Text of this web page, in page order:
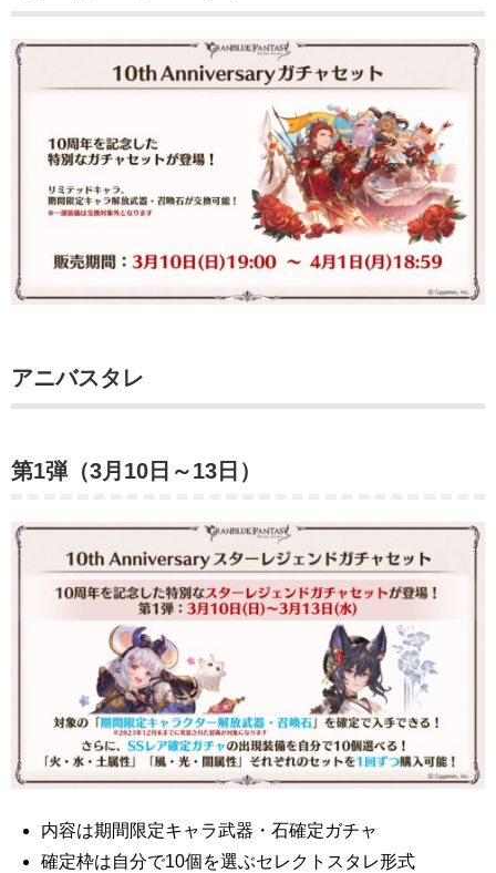
アニバスタレ
第1弾（3月10日～13日）
内容は期間限定キャラ武器・石確定ガチャ
確定枠は自分で10個を選ぶセレクトスタレ形式